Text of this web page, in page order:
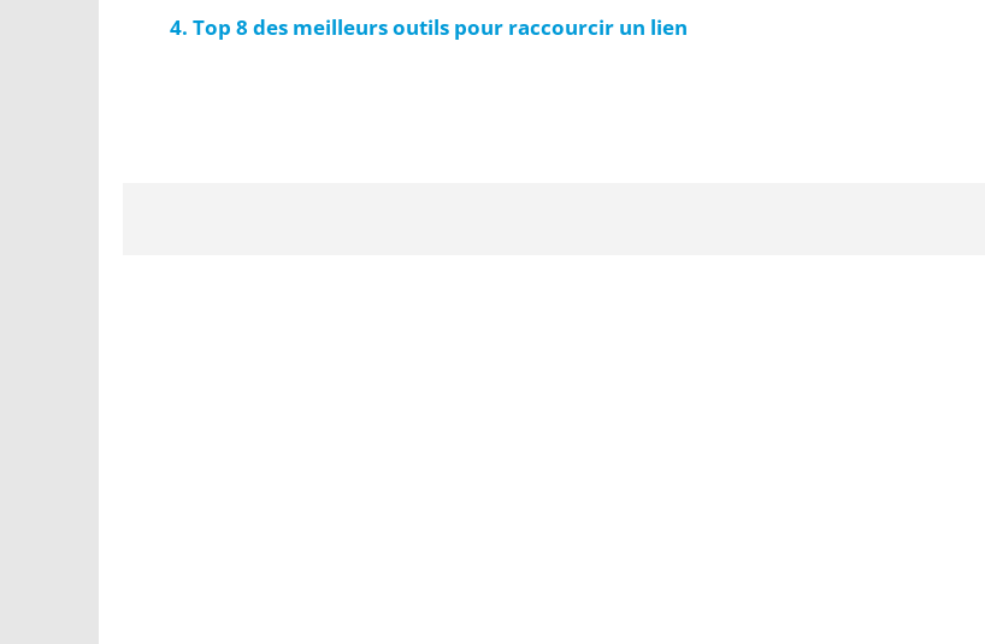
Top 8 des meilleurs outils pour raccourcir un lien